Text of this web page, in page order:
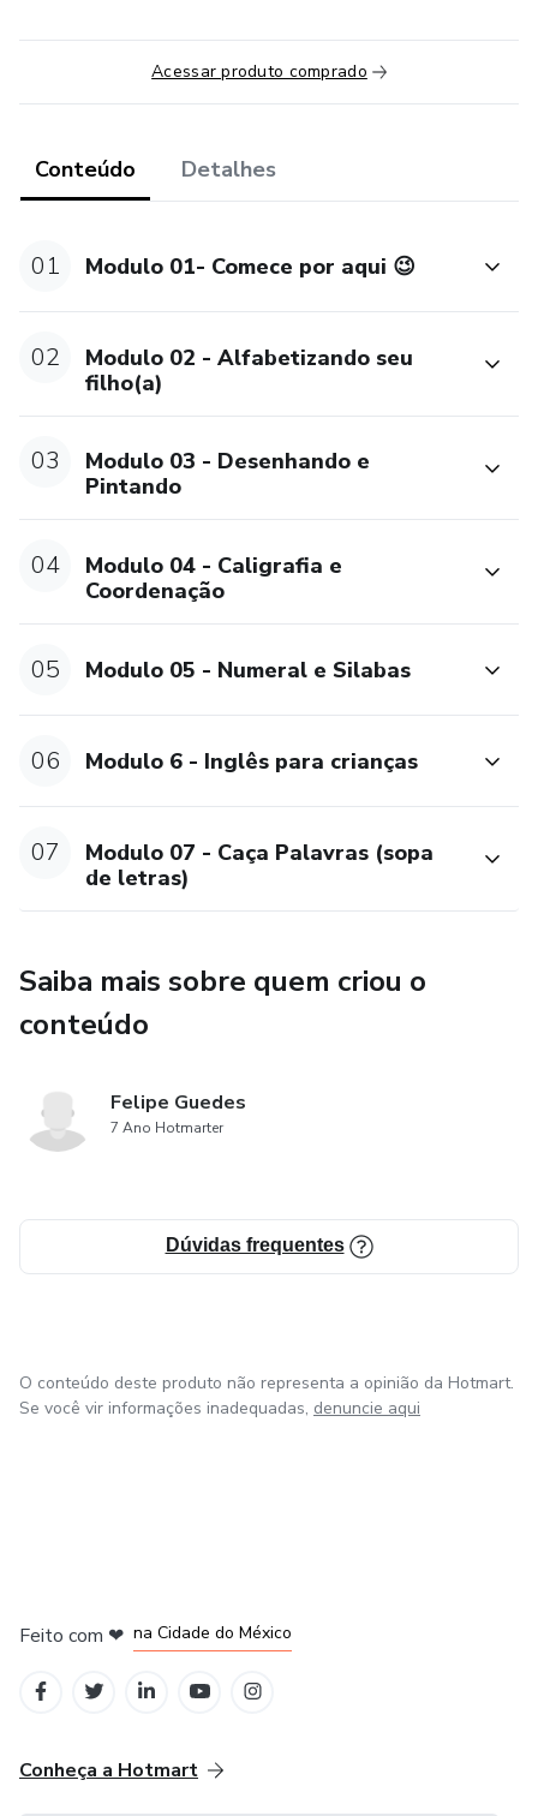
Acessar produto comprado
Conteúdo Detalhes
01 Modulo 01- Comece por aqui 😉
02
Modulo 02 - Alfabetizando seu
filho(a)
03
Modulo 03 - Desenhando e
Pintando
04
Modulo 04 - Caligrafia e
Coordenação
05 Modulo 05 - Numeral e Silabas
06 Modulo 6 - Inglês para crianças
07
Modulo 07 - Caça Palavras (sopa
de letras)
Saiba mais sobre quem criou o
conteúdo
Felipe Guedes
7 Ano Hotmarter
Dúvidas frequentes
O conteúdo deste produto não representa a opinião da Hotmart.
Se você vir informações inadequadas, denuncie aqui
Feito com ❤ na Cidade do México
Conheça a Hotmart